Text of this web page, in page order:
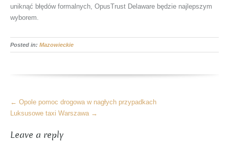
uniknąć błędów formalnych, OpusTrust Delaware będzie najlepszym
wyborem.
Posted in: Mazowieckie
More
Articles
← Opole pomoc drogowa w nagłych przypadkach
Luksusowe taxi Warszawa →
Leave a reply